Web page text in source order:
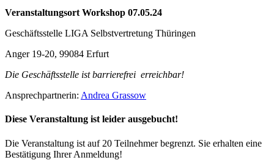
Veranstaltungsort Workshop 07.05.24
Geschäftsstelle LIGA Selbstvertretung Thüringen
Anger 19-20, 99084 Erfurt
Die Geschäftsstelle ist barrierefrei erreichbar!
Ansprechpartnerin: Andrea Grassow
Diese Veranstaltung ist leider ausgebucht!
Die Veranstaltung ist auf 20 Teilnehmer begrenzt. Sie erhalten eine
Bestätigung Ihrer Anmeldung!